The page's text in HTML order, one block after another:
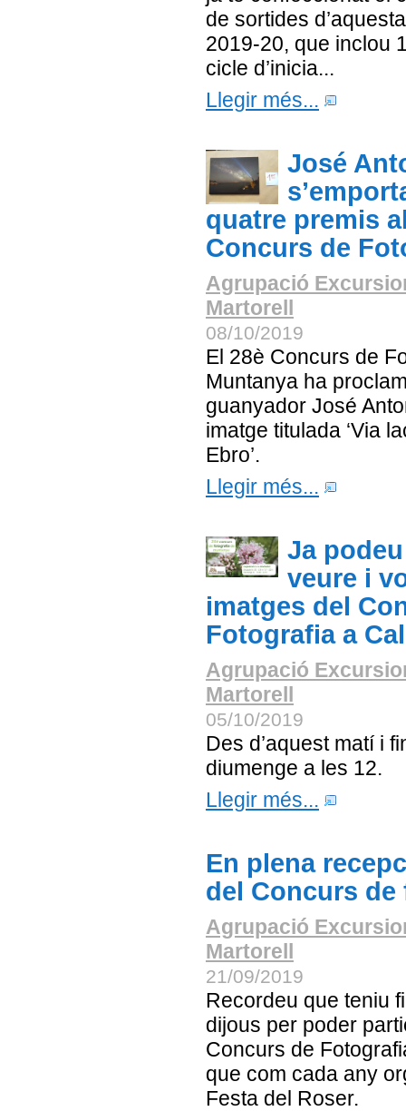
de sortides
2019-20, que inclou
cicle d’inicia...
Llegir més...
José
quatre premis
Concurs de
Agrupació
Martorell
08/10/2019
El 28è Concurs de
Muntanya ha
guanyador José
imatge titulada ‘Via
Ebro’.
Llegir més...
Ja
veure i
imatges del
Fotografia a
Agrupació
Martorell
05/10/2019
Des d’aquest matí i
diumenge a les 12.
Llegir més...
En plena
del Concurs
Agrupació
Martorell
21/09/2019
Recordeu que teniu
dijous per poder
Concurs de
que com cada any
Festa del Roser.